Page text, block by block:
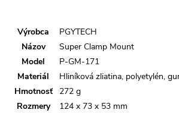
Výrobca
PGYTECH
Názov
Super Clamp Mount
Model
P-GM-171
Materiál
Hliníková zliatina, polyetylén,
Hmotnosť
272 g
Rozmery
124 x 73 x 53 mm